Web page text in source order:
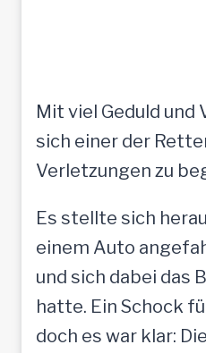
Mit viel Geduld
sich einer der
Verletzungen zu
Es stellte sich
einem Auto
und sich dabei das
hatte. Ein Schock
doch es war klar: